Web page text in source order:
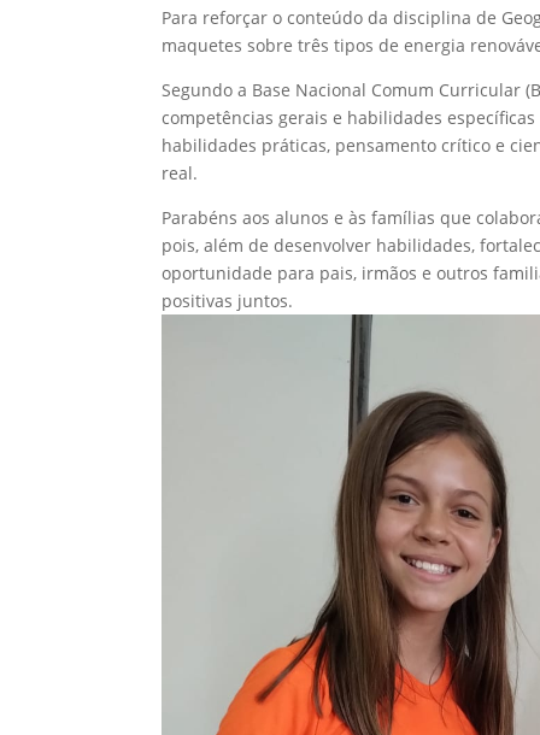
Para reforçar o conteúdo da disciplina de
maquetes sobre três tipos de energia
Segundo a Base Nacional Comum Curricular
competências gerais e habilidades
habilidades práticas, pensamento crítico e
real.
Parabéns aos alunos e às famílias que
pois, além de desenvolver habilidades,
oportunidade para pais, irmãos e outros
positivas juntos.